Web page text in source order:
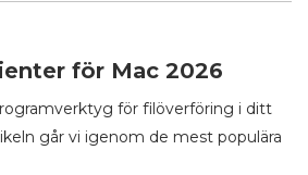
för Mac 2026
för filöverföring i ditt
går vi igenom de mest populära